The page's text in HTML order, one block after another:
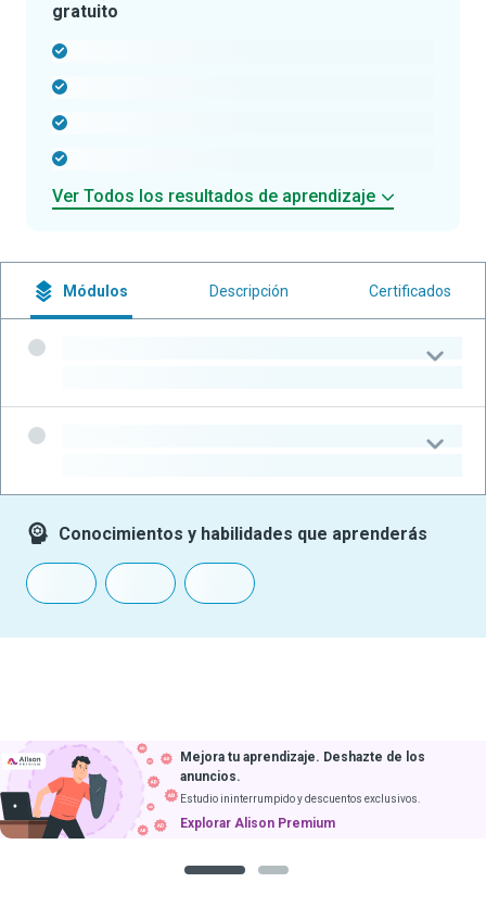
gratuito
Ver Todos los resultados de aprendizaje
Módulos Descripción Certificados
Conocimientos y habilidades que aprenderás
Mejora tu aprendizaje. Deshazte de los
anuncios.
Estudio ininterrumpido y descuentos exclusivos.
Explorar Alison Premium